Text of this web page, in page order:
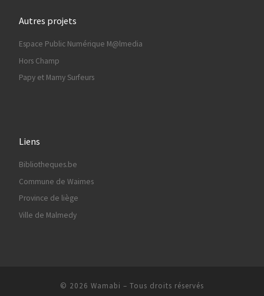
Autres projets
Espace Public Numérique M@lmedia
Hors Champ
Papy et Mamy Surfeurs
Liens
Bibliotheques.be
Commune de Waimes
Province de liège
Ville de Malmedy
© 2026 Wamabi – Tous droits réservés